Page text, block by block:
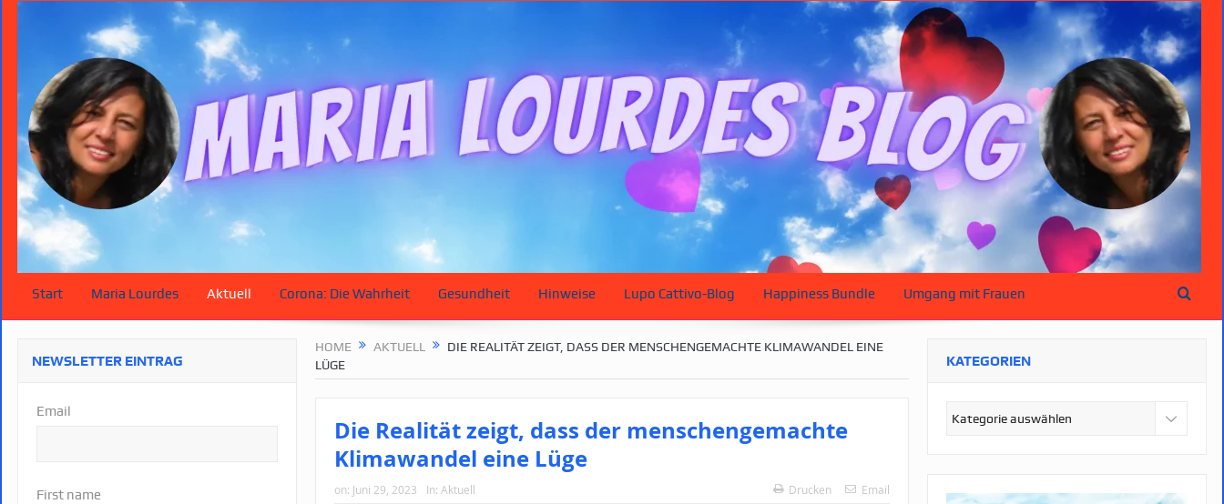
Start Maria Lourdes Aktuell Corona: Die Wahrheit Gesundheit Hinweise Lupo Cattivo-Blog Happiness Bundle Umgang mit Frauen
HOME AKTUELL
DIE REALITÄT ZEIGT, DASS DER MENSCHENGEMACHTE KLIMAWANDEL EINE
LÜGE
Die Realität zeigt, dass der menschengemachte
Klimawandel eine Lüge
on: Juni 29, 2023 In: Aktuell Drucken Email
NEWSLETTER EINTRAG
Email
First name
KATEGORIEN